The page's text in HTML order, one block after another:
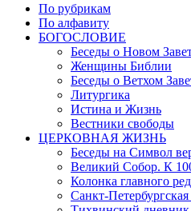
По рубрикам
По алфавиту
БОГОСЛОВИЕ
Беседы о Новом
Женщины Библии
Беседы о Ветхом
Литургика
Истина и Жизнь
Вестники свободы
ЦЕРКОВНАЯ ЖИЗНЬ
Беседы на Символ
Великий Собор. К
Колонка главного
Санкт-